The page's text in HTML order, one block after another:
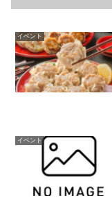
イベント
イベント